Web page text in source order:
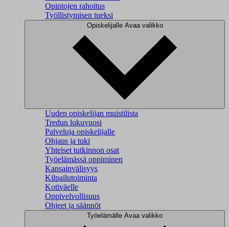
Opintojen rahoitus
Työllistymisen tueksi
Opiskelijalle Avaa valikko
Uuden opiskelijan muistilista
Tredun lukuvuosi
Palveluja opiskelijalle
Ohjaus ja tuki
Yhteiset tutkinnon osat
Työelämässä oppiminen
Kansainvälisyys
Kilpailutoiminta
Kotiväelle
Oppivelvollisuus
Ohjeet ja säännöt
Työelämälle Avaa valikko